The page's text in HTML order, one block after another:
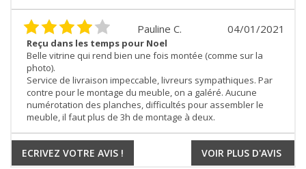
04/01/2021
Pauline C.
Reçu dans les temps pour Noel
Belle vitrine qui rend bien une fois montée (comme sur la
photo).
Service de livraison impeccable, livreurs sympathiques. Par
contre pour le montage du meuble, on a galéré. Aucune
numérotation des planches, difficultés pour assembler le
meuble, il faut plus de 3h de montage à deux.
ECRIVEZ VOTRE AVIS ! VOIR PLUS D'AVIS